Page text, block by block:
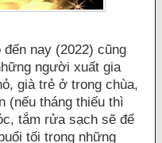
nay (2022) cũng
người xuất gia
già trẻ ở trong chùa,
(nếu tháng thiếu thì
tắm rửa sạch sẽ để
tối trong những